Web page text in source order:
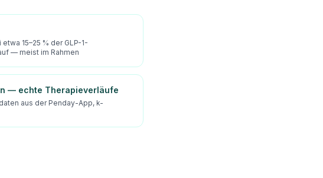
15–25 % der GLP-1-
— meist im Rahmen
— echte Therapieverläufe
aus der Penday-App, k-